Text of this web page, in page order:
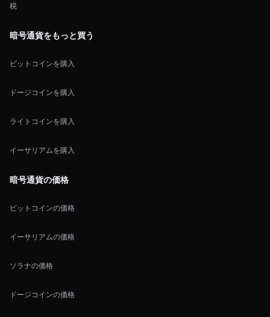
税
暗号通貨をもっと買う
ビットコインを購入
ドージコインを購入
ライトコインを購入
イーサリアムを購入
暗号通貨の価格
ビットコインの価格
イーサリアムの価格
ソラナの価格
ドージコインの価格